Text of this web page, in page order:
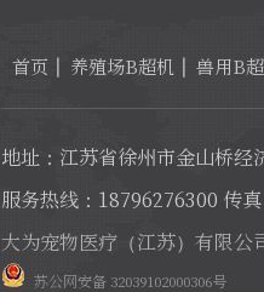
首页 养殖场B超机 兽用B
地址：江苏省徐州市金山桥经
服务热线：18796276300 传
大为宠物医疗（江苏）有限公
苏公网安备 32039102000306号